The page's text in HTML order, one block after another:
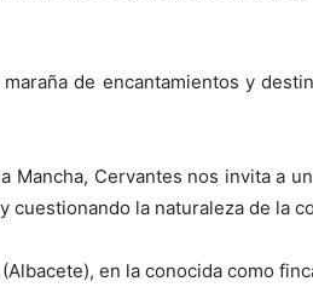
de encantamientos y
Cervantes nos invita a
la naturaleza de la
en la conocida como